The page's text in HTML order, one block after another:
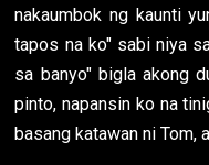
nakaumbok ng kaunti
tapos na ko" sabi niya
sa banyo" bigla akong
pinto, napansin ko na
basang katawan ni Tom,